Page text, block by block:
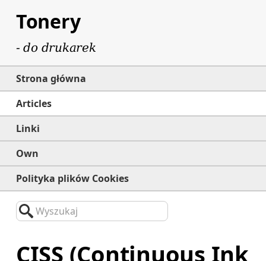
Tonery
- do drukarek
Strona główna
Articles
Linki
Own
Polityka plików Cookies
Wyszukaj
CISS (Continuous Ink